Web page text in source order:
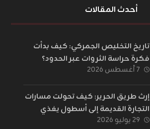
أحدث المقالات
تاريخ التخليص الجمركي: كيف بدأت
فكرة حراسة الثروات عبر الحدود؟
٧ أغسطس ٢٠٢٦
إرث طريق الحرير: كيف تحولت مسارات
التجارة القديمة إلى أسطول يغذي
العالم؟
٢٩ يوليو ٢٠٢٦